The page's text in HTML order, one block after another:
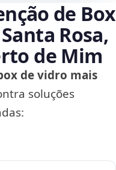
de Box
Rosa,
de Mim
de vidro mais
soluções